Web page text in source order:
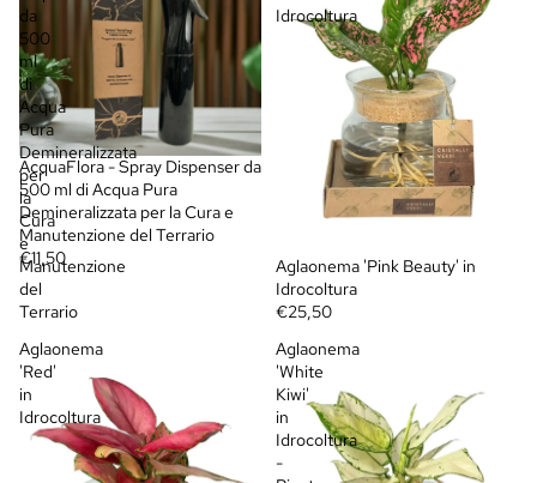
da
500
ml
di
Acqua
Pura
Demineralizzata
per
la
Cura
e
Manutenzione
del
Terrario
AcquaFlora - Spray Dispenser da
500 ml di Acqua Pura
Demineralizzata per la Cura e
Manutenzione del Terrario
€11,50
Idrocoltura
Aglaonema 'Pink Beauty' in
Idrocoltura
€25,50
Aglaonema
'Red'
in
Idrocoltura
Aglaonema
'White
Kiwi'
in
Idrocoltura
-